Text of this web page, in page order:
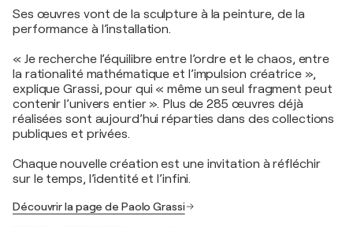
Ses œuvres vont de la sculpture à la peinture, de la
performance à l’installation.
« Je recherche l’équilibre entre l’ordre et le chaos, entre
la rationalité mathématique et l’impulsion créatrice »,
explique Grassi, pour qui « même un seul fragment peut
contenir l’univers entier ». Plus de 285 œuvres déjà
réalisées sont aujourd’hui réparties dans des collections
publiques et privées.
Chaque nouvelle création est une invitation à réfléchir
sur le temps, l’identité et l’infini.
Découvrir la page de Paolo Grassi